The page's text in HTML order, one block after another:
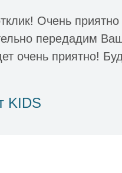
Очень приятно
передадим
очень приятно!
KIDS